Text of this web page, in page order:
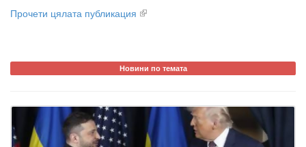
Прочети цялата публикация
Новини по темата